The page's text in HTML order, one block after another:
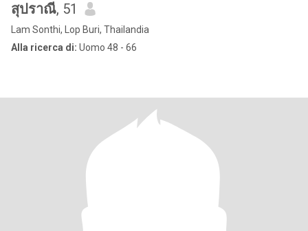
สุปราณี, 51
Lam Sonthi, Lop Buri, Thailandia
Alla ricerca di: Uomo 48 - 66